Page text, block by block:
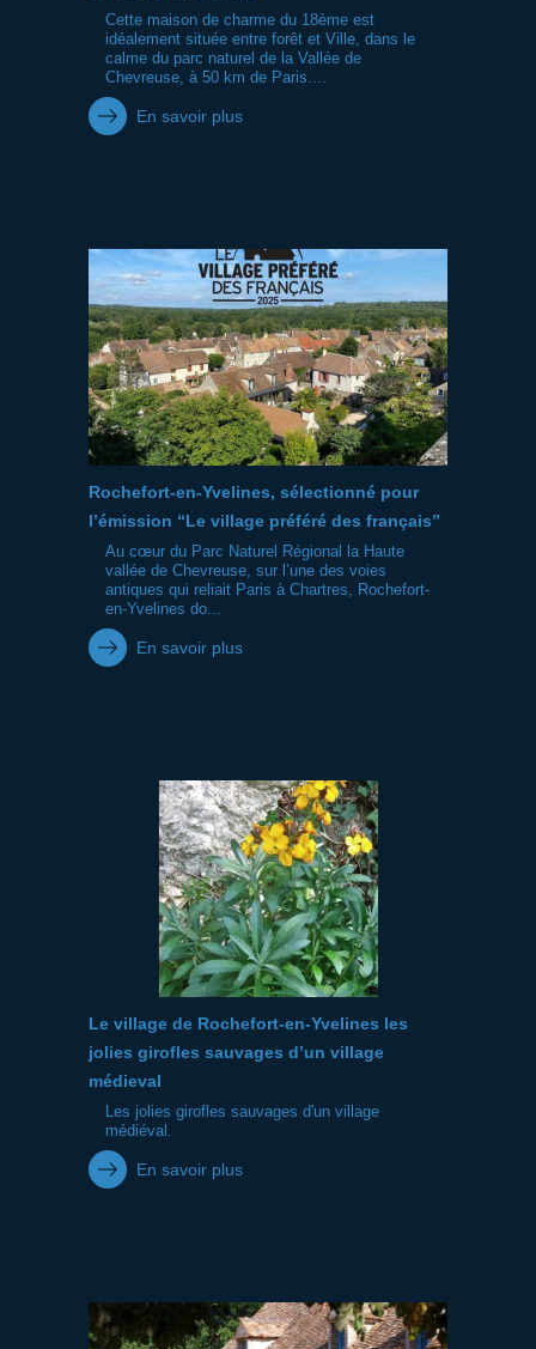
Cette maison de charme du 18ème est
idéalement située entre forêt et Ville, dans le
calme du parc naturel de la Vallée de
Chevreuse, à 50 km de Paris....
En savoir plus
Rochefort-en-Yvelines, sélectionné pour
l’émission “Le village préféré des français”
Au cœur du Parc Naturel Régional la Haute
vallée de Chevreuse, sur l’une des voies
antiques qui reliait Paris à Chartres, Rochefort-
en-Yvelines do...
En savoir plus
Le village de Rochefort-en-Yvelines les
jolies girofles sauvages d’un village
médieval
Les jolies girofles sauvages d'un village
médiéval.
En savoir plus